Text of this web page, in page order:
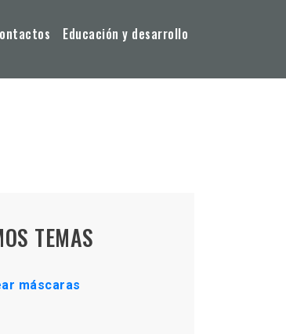
Educación y desarrollo
TEMAS
máscaras